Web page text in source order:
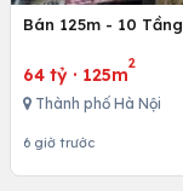
Bán 125m - 10
64 tỷ · 125m
2
Thành phố Hà Nội
6 giờ trước